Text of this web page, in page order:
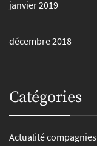
janvier 2019
décembre 2018
Catégories
Actualité compagnies